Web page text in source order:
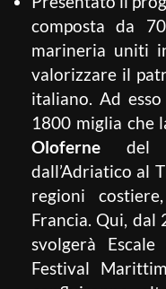
composta da
marineria uniti
valorizzare il
italiano. Ad
1800 miglia che
Oloferne del
dall’Adriatico al
regioni
Francia. Qui, dal
svolgerà
Festival